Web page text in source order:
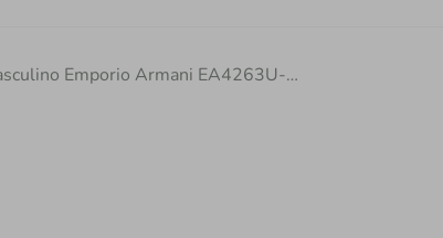
Óculos de Sol Masculino Emporio Armani EA4263U-632973 57